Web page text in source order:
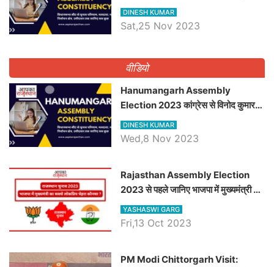
भाटी होंगे भाजपा उम्मीदवार, जानिये जैसलमेर
विधानसभा सीट के ताजा समीकरण
DINESH KUMAR
Sat,25 Nov 2023
वीडियो
Hanumangarh Assembly
Election 2023 कांग्रेस से विनोद कुमार
चौधरी तो अमित चौधरी होंगे भाजपा उम्मीदवार,
जानिये हनुमानगढ़ विधानसभा सीट के ताजा
DINESH KUMAR
Wed,8 Nov 2023
Rajasthan Assembly Election
2023 से पहले जानिए भाजपा में मुख्यमंत्री का
सबसे लोकप्रिय चेहरा कौनसा ?
YASHASWI GARG
Fri,13 Oct 2023
PM Modi Chittorgarh Visit: